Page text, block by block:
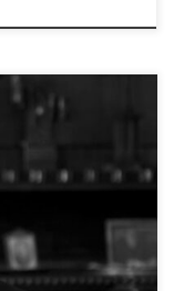
świadectwie
wieczności dziś po
był
Pana w wieku 90
O. Karol